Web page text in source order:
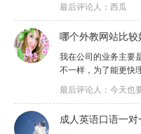
最后评论人：西瓜
哪个外教网站比较
我在公司的业务主要
不一样，为了能更快
最后评论人：今天也
成人英语口语一